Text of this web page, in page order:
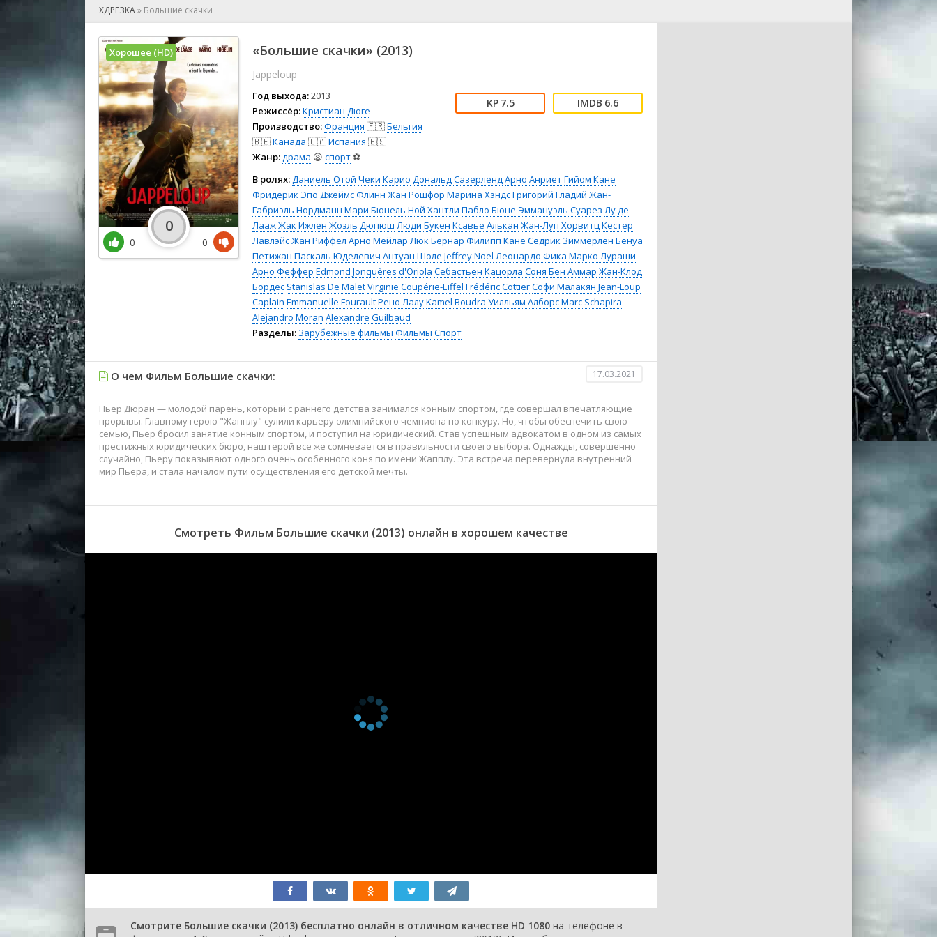
🕺 Мюзикл
👨‍💼 Новости
👨‍💻 Реальное тв
🎤 Ток-шоу
😱 Ужасы
🧙‍♀️ Фантастика
🤠 Фильм-нуар
🧝‍♂️ Фэнтези
🏅 Церемония
ХДРЕЗКА» Большие скачки
«Большие скачки» (2013)
Jappeloup
Год выхода:2013
Режиссёр:Кристиан Дюге
Производство:Франция 🇫🇷Бельгия
🇧🇪Канада 🇨🇦Испания 🇪🇸
Жанр:драма 😫 спорт⚽
7.5 6.6
В ролях:Даниель Отой Чеки Карио Дональд СазерлендАрно АнриетГийом Кане
Фридерик Эпо Джеймс Флинн Жан Рошфор Марина ХэндсГригорий Гладий Жан-
Габриэль Нордманн Мари Бюнель Ной Хантли Пабло Бюне Эммануэль Суарез Лу де
ЛаажЖак Ижлен Жоэль Дюпюш Люди Букен Ксавье Алькан Жан-Луп ХорвитцКестер
ЛавлэйсЖан Риффел Арно Мейлар Люк Бернар Филипп Кане Седрик Зиммерлен Бенуа
Петижан Паскаль Юделевич Антуан Шоле Jeffrey Noel Леонардо Фика Марко Лураши
Арно Феффер Edmond Jonquères d'Oriola Себастьен Кацорла Соня Бен Аммар Жан-Клод
Бордес Stanislas De MaletVirginie Coupérie-Eiffel Frédéric CottierСофи Малакян Jean-Loup
Caplain Emmanuelle FouraultРено ЛалуKamel Boudra Уилльям АлборсMarc Schapira
Alejandro Moran Alexandre Guilbaud
Разделы: Зарубежные фильмы Фильмы Спорт
Хорошее (HD)
0
0
0
О чем Фильм Большие скачки: 17.03.2021
Пьер Дюран — молодой парень, который с раннего детства занимался конным спортом, где совершал впечатляющие
прорывы. Главному герою "Жапплу" сулили карьеру олимпийского чемпиона по конкуру. Но, чтобы обеспечить свою
семью, Пьер бросил занятие конным спортом, и поступил на юридический. Став успешным адвокатом в одном из самых
престижных юридических бюро, наш герой все же сомневается в правильности своего выбора. Однажды, совершенно
случайно, Пьеру показывают одного очень особенного коня по имени Жапплу. Эта встреча перевернула внутренний
мир Пьера, и стала началом пути осуществления его детской мечты.
Смотреть Фильм Большие скачки (2013) онлайн в хорошем качестве
Смотрите Большие скачки (2013) бесплатно онлайн в отличном качестве HD 1080 на телефоне в